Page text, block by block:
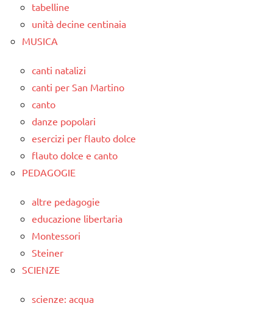
tabelline
unità decine centinaia
MUSICA
canti natalizi
canti per San Martino
canto
danze popolari
esercizi per flauto dolce
flauto dolce e canto
PEDAGOGIE
altre pedagogie
educazione libertaria
Montessori
Steiner
SCIENZE
scienze: acqua